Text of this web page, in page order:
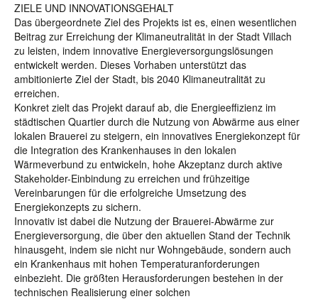
ZIELE UND INNOVATIONSGEHALT
Das übergeordnete Ziel des Projekts ist es, einen wesentlichen
Beitrag zur Erreichung der Klimaneutralität in der Stadt Villach
zu leisten, indem innovative Energieversorgungslösungen
entwickelt werden. Dieses Vorhaben unterstützt das
ambitionierte Ziel der Stadt, bis 2040 Klimaneutralität zu
erreichen.
Konkret zielt das Projekt darauf ab, die Energieeffizienz im
städtischen Quartier durch die Nutzung von Abwärme aus einer
lokalen Brauerei zu steigern, ein innovatives Energiekonzept für
die Integration des Krankenhauses in den lokalen
Wärmeverbund zu entwickeln, hohe Akzeptanz durch aktive
Stakeholder-Einbindung zu erreichen und frühzeitige
Vereinbarungen für die erfolgreiche Umsetzung des
Energiekonzepts zu sichern.
Innovativ ist dabei die Nutzung der Brauerei-Abwärme zur
Energieversorgung, die über den aktuellen Stand der Technik
hinausgeht, indem sie nicht nur Wohngebäude, sondern auch
ein Krankenhaus mit hohen Temperaturanforderungen
einbezieht. Die größten Herausforderungen bestehen in der
technischen Realisierung einer solchen